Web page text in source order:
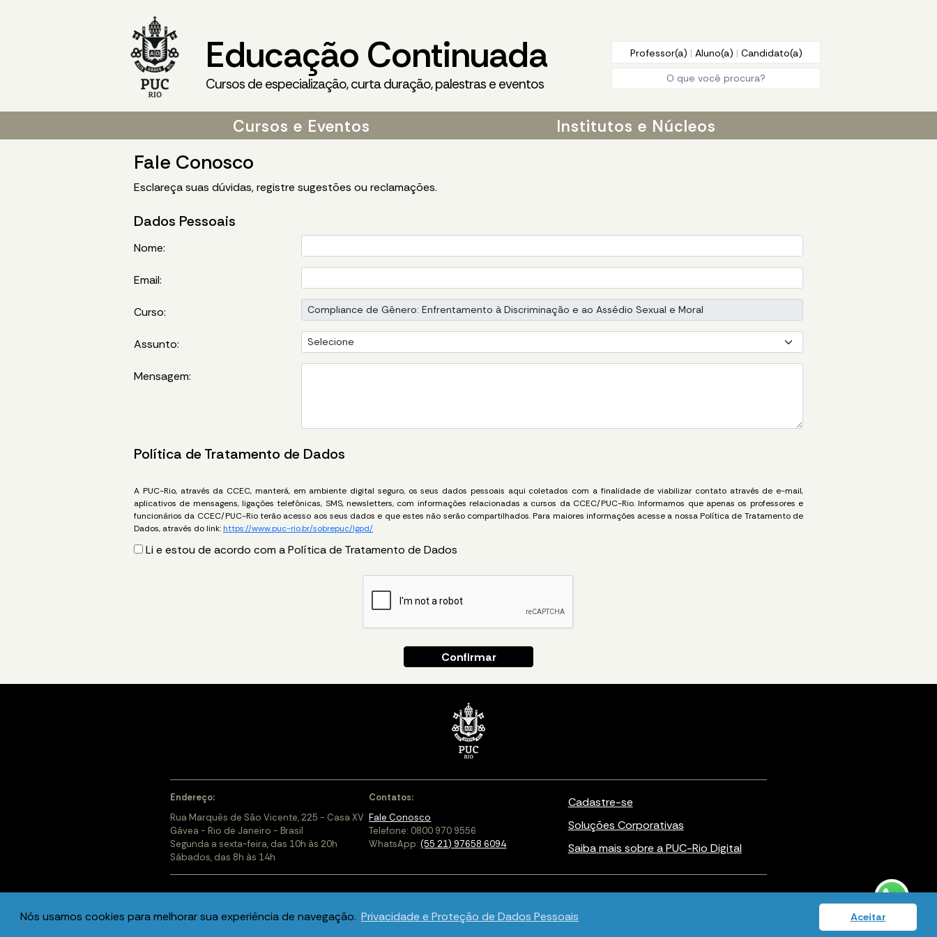
Nós usamos cookies para melhorar sua experiência de navegação. Privacidade e Proteção de Dados Pessoais Aceitar
Educação Continuada
Cursos de especialização, curta duração, palestras e eventos
Professor(a) | Aluno(a) | Candidato(a)
Cursos e Eventos Institutos e Núcleos
Fale Conosco
Esclareça suas dúvidas, registre sugestões ou reclamações.
Dados Pessoais
Nome:
Email:
Curso:
Assunto:
Mensagem:
Política de Tratamento de Dados
A PUC-Rio, através da CCEC, manterá, em ambiente digital seguro, os seus dados pessoais aqui coletados com a finalidade de viabilizar contato através de e-mail,
aplicativos de mensagens, ligações telefônicas, SMS, newsletters, com informações relacionadas a cursos da CCEC/PUC-Rio. Informamos que apenas os professores e
funcionários da CCEC/PUC-Rio terão acesso aos seus dados e que estes não serão compartilhados. Para maiores informações acesse a nossa Política de Tratamento de
Dados, através do link: https://www.puc-rio.br/sobrepuc/lgpd/
Li e estou de acordo com a Política de Tratamento de Dados
Endereço:
Rua Marquês de São Vicente, 225 - Casa XV
Gávea - Rio de Janeiro - Brasil
Segunda a sexta-feira, das 10h às 20h
Sábados, das 8h às 14h
Contatos:
Fale Conosco
Telefone: 0800 970 9556
WhatsApp:(55 21) 97658 6094
Cadastre-se
Soluções Corporativas
Saiba mais sobre a PUC-Rio Digital